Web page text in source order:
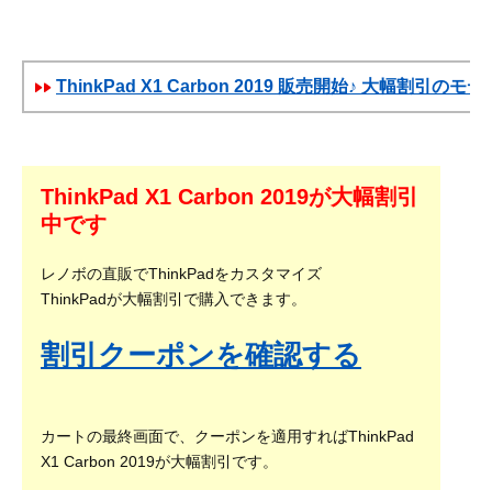
ThinkPad X1 Carbon 2019 販売開始♪ 大幅割引のモデ
ThinkPad X1 Carbon 2019が大幅割引
中です
レノボの直販でThinkPadをカスタマイズ
ThinkPadが大幅割引で購入できます。
割引クーポンを確認する
カートの最終画面で、クーポンを適用すればThinkPad
X1 Carbon 2019が大幅割引です。